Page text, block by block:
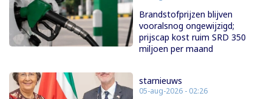
Brandstofprijzen blijven
vooralsnog ongewijzigd;
prijscap kost ruim SRD 350
miljoen per maand
starnieuws
05-aug-2026 - 02:26